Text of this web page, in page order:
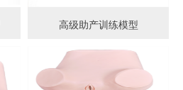
高级助产训练模型